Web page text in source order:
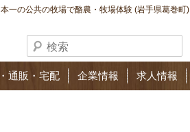
一の公共の牧場で酪農・牧場体験 (岩手県葛巻町)
通販・宅配 企業情報 求人情報